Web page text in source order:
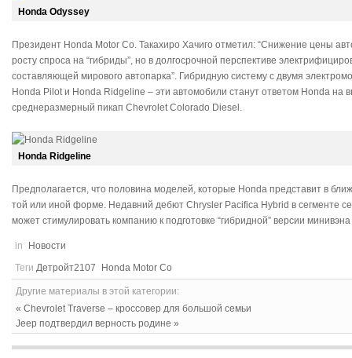
Honda Odyssey
Президент Honda Motor Co. Такахиро Хачиго отметил: “Снижение цены
росту спроса на “гибриды”, но в долгосрочной перспективе
составляющей мирового автопарка”. Гибридную систему с двумя
Honda Pilot и Honda Ridgeline – эти автомобили станут ответом Honda на
среднеразмерный пикап Chevrolet Colorado Diesel.
Honda Ridgeline
Предполагается, что половина моделей, которые Honda представит в
той или иной форме. Недавний дебют Chrysler Pacifica Hybrid в сегменте
может стимулировать компанию к подготовке “гибридной” версии
in
Новости
Теги Детройт2107 Honda Motor Co
Другие материалы в этой категории:
« Chevrolet Traverse – кроссовер для большой семьи
Jeep подтвердил верность родине »